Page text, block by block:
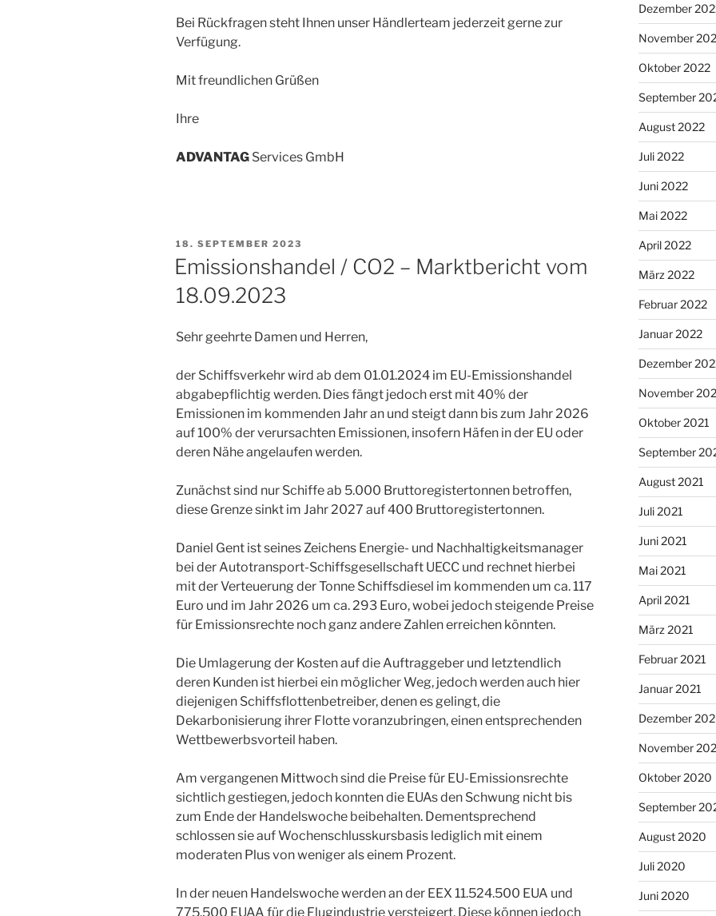
Bei Rückfragen steht Ihnen unser Händlerteam jederzeit gerne zur
Verfügung.
Mit freundlichen Grüßen
Ihre
ADVANTAG Services GmbH
VERÖFFENTLICHT
AM
18. SEPTEMBER 2023
Emissionshandel / CO2 – Marktbericht vom
18.09.2023
Sehr geehrte Damen und Herren,
der Schiffsverkehr wird ab dem 01.01.2024 im EU-Emissionshandel
abgabepflichtig werden. Dies fängt jedoch erst mit 40% der
Emissionen im kommenden Jahr an und steigt dann bis zum Jahr 2026
auf 100% der verursachten Emissionen, insofern Häfen in der EU oder
deren Nähe angelaufen werden.
Zunächst sind nur Schiffe ab 5.000 Bruttoregistertonnen betroffen,
diese Grenze sinkt im Jahr 2027 auf 400 Bruttoregistertonnen.
Daniel Gent ist seines Zeichens Energie- und Nachhaltigkeitsmanager
bei der Autotransport-Schiffsgesellschaft UECC und rechnet hierbei
mit der Verteuerung der Tonne Schiffsdiesel im kommenden um ca. 117
Euro und im Jahr 2026 um ca. 293 Euro, wobei jedoch steigende Preise
für Emissionsrechte noch ganz andere Zahlen erreichen könnten.
Die Umlagerung der Kosten auf die Auftraggeber und letztendlich
deren Kunden ist hierbei ein möglicher Weg, jedoch werden auch hier
diejenigen Schiffsflottenbetreiber, denen es gelingt, die
Dekarbonisierung ihrer Flotte voranzubringen, einen entsprechenden
Wettbewerbsvorteil haben.
Am vergangenen Mittwoch sind die Preise für EU-Emissionsrechte
sichtlich gestiegen, jedoch konnten die EUAs den Schwung nicht bis
zum Ende der Handelswoche beibehalten. Dementsprechend
schlossen sie auf Wochenschlusskursbasis lediglich mit einem
moderaten Plus von weniger als einem Prozent.
In der neuen Handelswoche werden an der EEX 11.524.500 EUA und
775.500 EUAA für die Flugindustrie versteigert. Diese können jedoch
Dezember
November
Oktober 2022
September
August 2022
Juli 2022
Juni 2022
Mai 2022
April 2022
März 2022
Februar 2022
Januar 2022
Dezember
November
Oktober 2021
September
August 2021
Juli 2021
Juni 2021
Mai 2021
April 2021
März 2021
Februar 2021
Januar 2021
Dezember
November
Oktober 2020
September
August 2020
Juli 2020
Juni 2020